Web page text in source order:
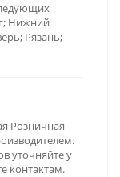
Нижний
Рязань;
Розничная
уточняйте у
контактам.